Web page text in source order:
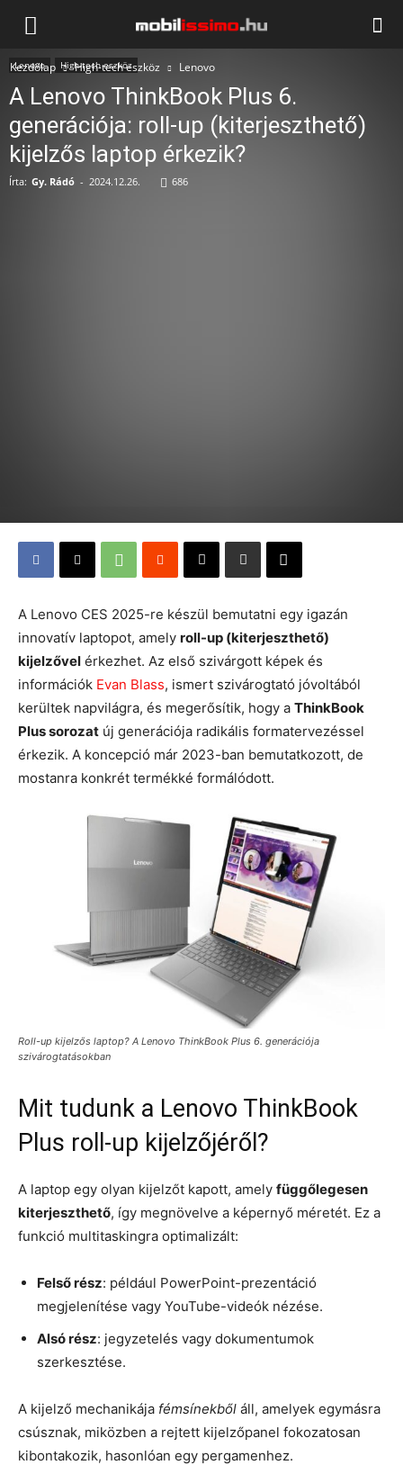
Mobilissimo.hu
Kezdőlap High-tech eszköz Lenovo
Lenovo High-tech eszköz
A Lenovo ThinkBook Plus 6.
generációja: roll-up (kiterjeszthető)
kijelzős laptop érkezik?
Írta: Gy. Rádó - 2024.12.26. 686
A Lenovo CES 2025-re készül bemutatni egy igazán
innovatív laptopot, amely roll-up (kiterjeszthető)
kijelzővel érkezhet. Az első szivárgott képek és
információk Evan Blass, ismert szivárogtató jóvoltából
kerültek napvilágra, és megerősítik, hogy a ThinkBook
Plus sorozat új generációja radikális formatervezéssel
érkezik. A koncepció már 2023-ban bemutatkozott, de
mostanra konkrét termékké formálódott.
Roll-up kijelzős laptop? A Lenovo ThinkBook Plus 6. generációja
szivárogtatásokban
Mit tudunk a Lenovo ThinkBook
Plus roll-up kijelzőjéről?
A laptop egy olyan kijelzőt kapott, amely függőlegesen
kiterjeszthető, így megnövelve a képernyő méretét. Ez a
funkció multitaskingra optimalizált:
Felső rész: például PowerPoint-prezentáció
megjelenítése vagy YouTube-videók nézése.
Alsó rész: jegyzetelés vagy dokumentumok
szerkesztése.
A kijelző mechanikája fémsínekből áll, amelyek egymásra
csúsznak, miközben a rejtett kijelzőpanel fokozatosan
kibontakozik, hasonlóan egy pergamenhez.